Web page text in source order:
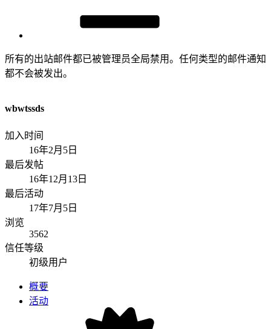
所有的出站邮件都已被管理员全局禁用。任何类型的邮件通知
都不会被发出。
wbwtssds
加入时间
16年2月5日
最后发帖
16年12月13日
最后活动
17年7月5日
浏览
3562
信任等级
初级用户
概要
活动